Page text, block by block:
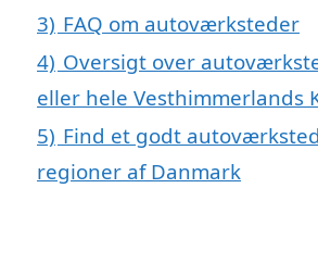
3) FAQ om autoværksteder
4) Oversigt over
eller hele Vesthimmerlands
5) Find et godt
regioner af Danmark